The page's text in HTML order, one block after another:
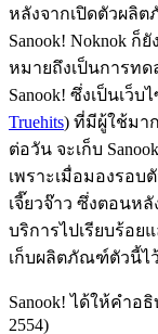
หลังจากเปิดตัวผลิต
Sanook! Noknok ก็
หมายถึงเป็นการทด
Sanook! ซึ่งเป็นเว็
Truehits) ที่มีผู้ใช้มา
ต่อวัน จะเก็บ
เพราะเมื่อมองรอบ
เจี๊ยวจ๊าว ซึ่งตอนห
บริการไปเรียบร้อย
เก็บผลิตภัณฑ์ตัวนี้ไ
Sanook! ได้ให้คำอ
2554)